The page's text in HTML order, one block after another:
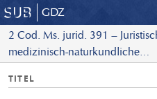
GDZ
2 Cod. Ms. jurid. 391 –
medizinisch-naturkundliche
I
TITEL